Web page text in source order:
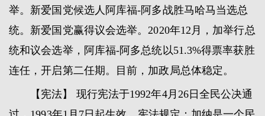
举。新爱国党候选人阿库福-阿多战胜马哈马当选总
统。新爱国党赢得议会选举。2020年12月，加举行总
统和议会选举，阿库福-阿多总统以51.3%得票率获胜
连任，开启第二任期。目前，加政局总体稳定。
【宪法】 现行宪法于1992年4月26日全民公决通